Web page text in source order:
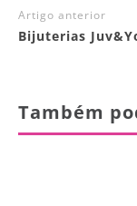
Artigo anterior
Bijuterias
Também